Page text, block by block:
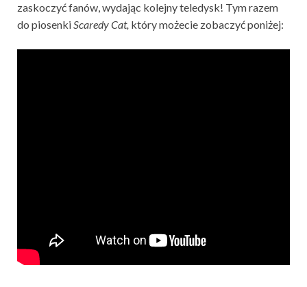
zaskoczyć fanów, wydając kolejny teledysk! Tym razem
do piosenkiScaredy Cat, który możecie zobaczyć poniżej: